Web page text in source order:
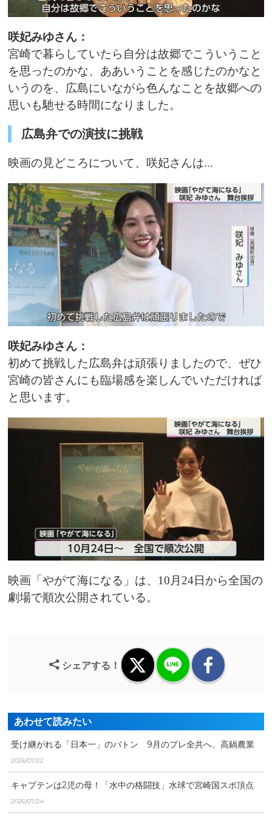
咲妃みゆさん：
宮崎で暮らしていたら自分は故郷でこういうこと
を思ったのかな、ああいうことを感じたのかなと
いうのを、広島にいながら色んなことを故郷への
思いも馳せる時間になりました。
広島弁での演技に挑戦
映画の見どころについて、咲妃さんは...
咲妃みゆさん：
初めて挑戦した広島弁は頑張りましたので、ぜひ
宮崎の皆さんにも臨場感を楽しんでいただければ
と思います。
映画「やがて海になる」は、10月24日から全国の
劇場で順次公開されている。
シェアする！
あわせて読みたい
受け継がれる「日本一」のバトン 9月のプレ全共へ、高鍋農業
高校・畜産科学科の挑戦
2026/07/22
キャプテンは2児の母！「水中の格闘技」水球で宮崎国スポ頂点
を目指す黒岩鈴可選手の...
2026/07/24